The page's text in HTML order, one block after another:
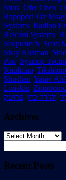
Shos, Ofer Chen,
Rapoport, Oz
Systems, Radion
Relcom Systems,
Scopustech, Scott
Shay Kleiman,
Pad, Sysmop
Kaufman,
Shushan, Yaniv
Liziakin,
, יהודה כהן, פרוטק
Archives
Archives
for:
Recent Posts